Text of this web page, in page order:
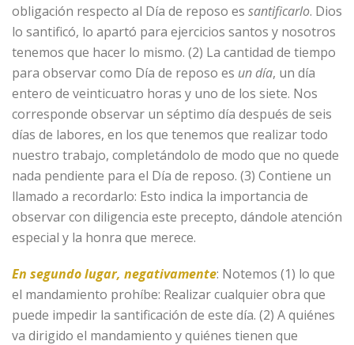
obligación respecto al Día de reposo es santificarlo. Dios
lo santificó, lo apartó para ejercicios santos y nosotros
tenemos que hacer lo mismo. (2) La cantidad de tiempo
para observar como Día de reposo es un día, un día
entero de veinticuatro horas y uno de los siete. Nos
corresponde observar un séptimo día después de seis
días de labores, en los que tenemos que realizar todo
nuestro trabajo, completándolo de modo que no quede
nada pendiente para el Día de reposo. (3) Contiene un
llamado a recordarlo: Esto indica la importancia de
observar con diligencia este precepto, dándole atención
especial y la honra que merece.
En segundo lugar, negativamente: Notemos (1) lo que
el mandamiento prohíbe: Realizar cualquier obra que
puede impedir la santificación de este día. (2) A quiénes
va dirigido el mandamiento y quiénes tienen que